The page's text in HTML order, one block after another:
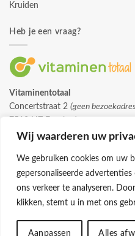
Wij waarderen uw
We gebruiken cookies om uw
gepersonaliseerde
ons verkeer te analyseren.
klikken, stemt u in met ons
Aanpassen Alles
Kruiden
Heb je een vraag?
Vitaminentotaal
Concertstraat 2 (geen
info@vitaminentotaal.nl